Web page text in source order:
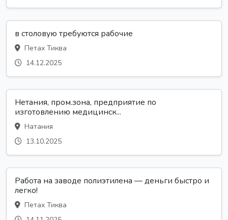
в столовую требуются рабочие
Петах Тиква
14.12.2025
Нетания, пром.зона, предприятие по
изготовлению медицинск...
Натания
13.10.2025
Работа на заводе полиэтилена — деньги быстро и
легко!
Петах Тиква